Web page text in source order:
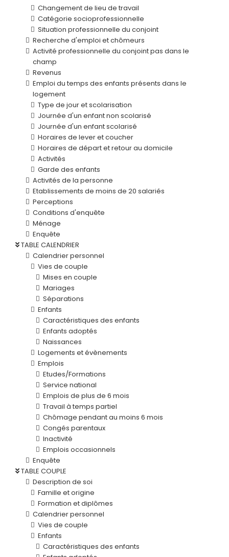
Changement de lieu de travail
Catégorie socioprofessionnelle
Situation professionnelle du conjoint
Recherche d'emploi et chômeurs
Activité professionnelle du conjoint pas dans le
champ
Revenus
Emploi du temps des enfants présents dans le
logement
Type de jour et scolarisation
Journée d'un enfant non scolarisé
Journée d'un enfant scolarisé
Horaires de lever et coucher
Horaires de départ et retour au domicile
Activités
Garde des enfants
Activités de la personne
Etablissements de moins de 20 salariés
Perceptions
Conditions d'enquête
Ménage
Enquête
TABLE CALENDRIER
Calendrier personnel
Vies de couple
Mises en couple
Mariages
Séparations
Enfants
Caractéristiques des enfants
Enfants adoptés
Naissances
Logements et évènements
Emplois
Etudes/Formations
Service national
Emplois de plus de 6 mois
Travail à temps partiel
Chômage pendant au moins 6 mois
Congés parentaux
Inactivité
Emplois occasionnels
Enquête
TABLE COUPLE
Description de soi
Famille et origine
Formation et diplômes
Calendrier personnel
Vies de couple
Enfants
Caractéristiques des enfants